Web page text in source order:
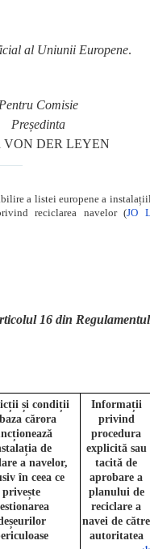
al Uniunii Europene.
Pentru Comisie
Președinta
VON DER LEYEN
a listei europene a
reciclarea navelor (JO
16 din
și condiții
cărora
de
a navelor,
în ceea ce
privește
Informații
privind
procedura
explicită sau
tacită de
aprobare a
planului de
reciclare a
navei de către
autoritatea